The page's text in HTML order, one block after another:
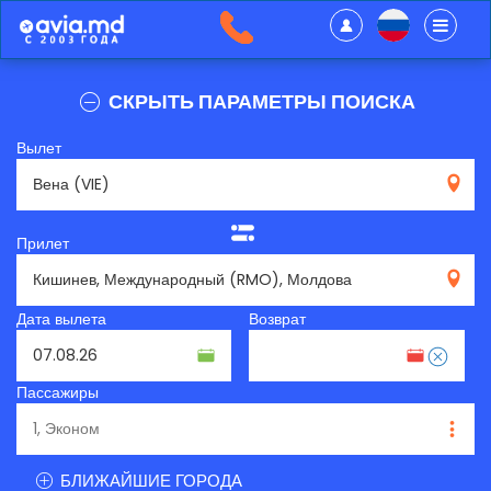
СКРЫТЬ ПАРАМЕТРЫ ПОИСКА
Вылет
Прилет
Дата вылета
Возврат
Пассажиры
БЛИЖАЙШИЕ ГОРОДА